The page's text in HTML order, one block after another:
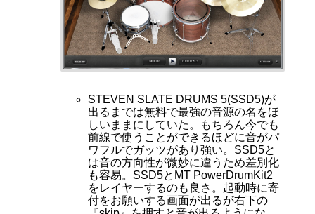
STEVEN SLATE DRUMS 5(SSD5)が
出るまでは無料で最強の音源の名をほ
しいままにしていた。もちろん今でも
前線で使うことができるほどに音がパ
ワフルでガッツがあり強い。SSD5と
は音の方向性が微妙に違うため差別化
も容易。SSD5とMT PowerDrumKit2
をレイヤーするのも良さ。起動時に寄
付をお願いする画面が出るが右下の